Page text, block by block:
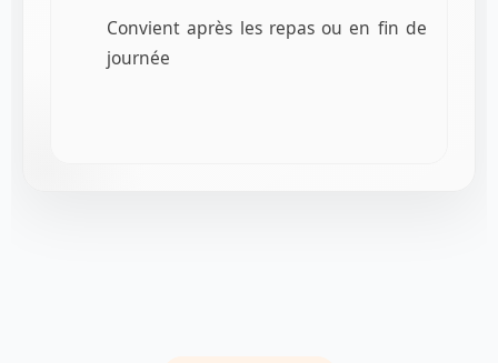
Convient après les repas ou en fin de
journée